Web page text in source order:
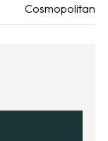
Cosmopolitan